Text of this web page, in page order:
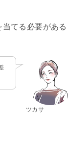
てる必要がある
ツカサ